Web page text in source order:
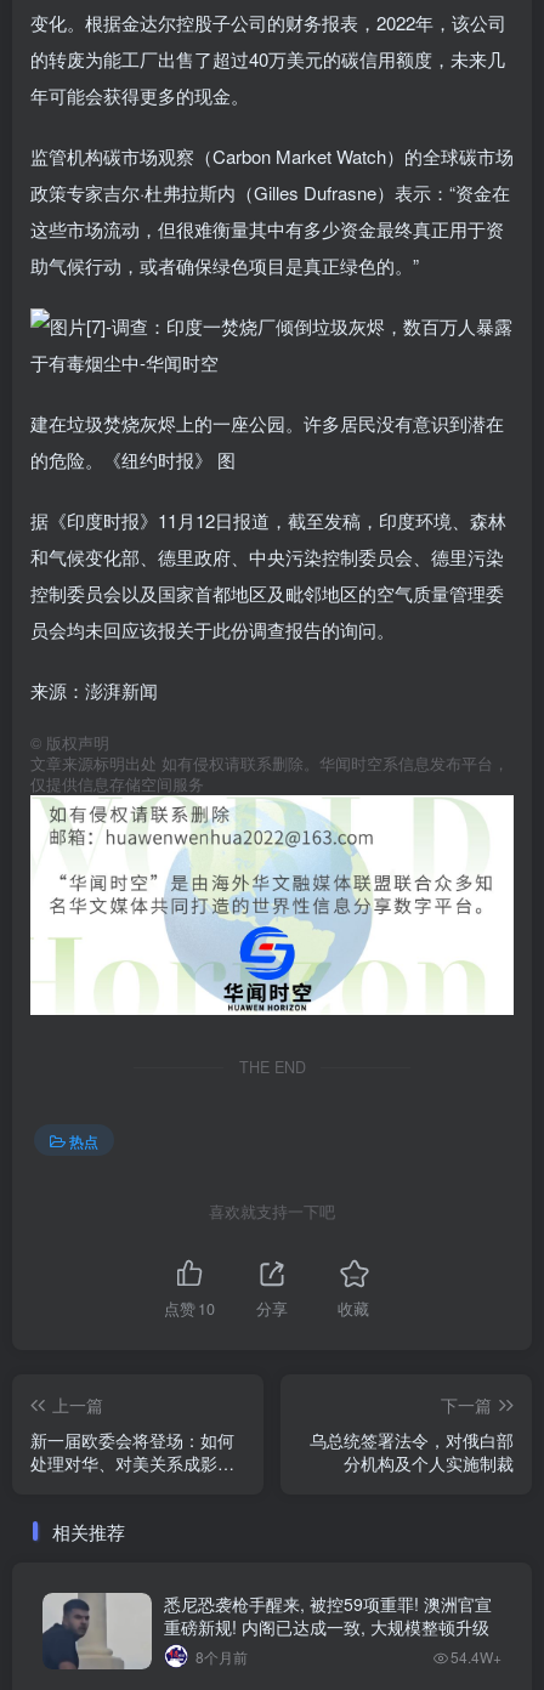
变化。根据金达尔控股子公司的财务报表，2022年，该公司
的转废为能工厂出售了超过40万美元的碳信用额度，未来几
年可能会获得更多的现金。
监管机构碳市场观察（Carbon Market Watch）的全球碳市场
政策专家吉尔·杜弗拉斯内（Gilles Dufrasne）表示：“资金在
这些市场流动，但很难衡量其中有多少资金最终真正用于资
助气候行动，或者确保绿色项目是真正绿色的。”
建在垃圾焚烧灰烬上的一座公园。许多居民没有意识到潜在
的危险。《纽约时报》 图
据《印度时报》11月12日报道，截至发稿，印度环境、森林
和气候变化部、德里政府、中央污染控制委员会、德里污染
控制委员会以及国家首都地区及毗邻地区的空气质量管理委
员会均未回应该报关于此份调查报告的询问。
来源：澎湃新闻
© 版权声明
文章来源标明出处 如有侵权请联系删除。华闻时空系信息发布平台，
仅提供信息存储空间服务
THE END
热点
喜欢就支持一下吧
点赞10 分享 收藏
上一篇
新一届欧委会将登场：如何
处理对华、对美关系成影响
下一篇
乌总统签署法令，对俄白部
分机构及个人实施制裁
相关推荐
悉尼恐袭枪手醒来, 被控59项重罪! 澳洲官宣
重磅新规! 内阁已达成一致, 大规模整顿升级
8个月前 54.4W+